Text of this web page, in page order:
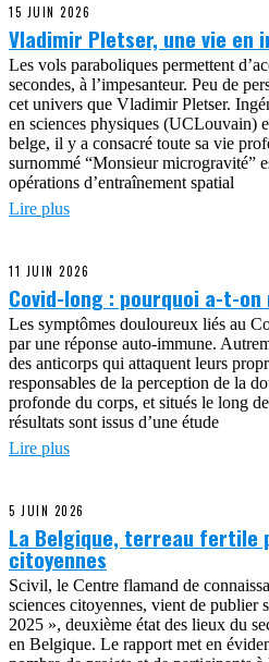
15 JUIN 2026
Vladimir Pletser, une vie en
Les vols paraboliques permettent
secondes, à l’impesanteur. Peu de
cet univers que Vladimir Pletser.
en sciences physiques (UCLouvain)
belge, il y a consacré toute sa vie
surnommé “Monsieur microgravité”
opérations d’entraînement spatial
Lire plus
11 JUIN 2026
Covid-long : pourquoi a-t-on
Les symptômes douloureux liés au
par une réponse auto-immune.
des anticorps qui attaquent leurs
responsables de la perception de la
profonde du corps, et situés le long
résultats sont issus d’une étude
Lire plus
5 JUIN 2026
La Belgique, terreau fertile
citoyennes
Scivil, le Centre flamand de
sciences citoyennes, vient de publier
2025 », deuxième état des lieux du
en Belgique. Le rapport met en